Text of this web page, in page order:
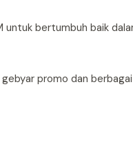
bertumbuh baik
promo dan